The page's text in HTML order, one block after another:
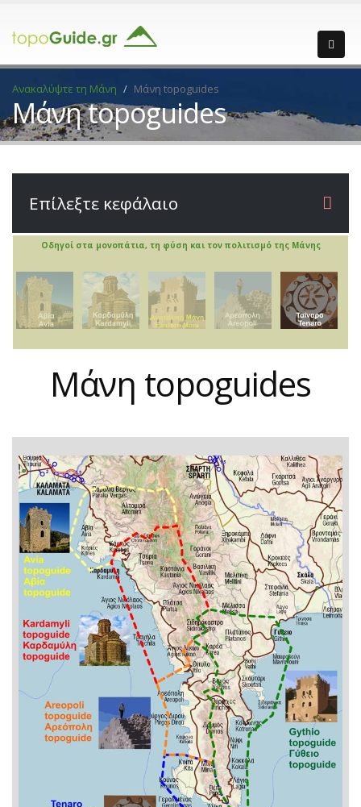
Ανακαλύψτε τη Μάνη Μάνη topoguides
Μάνη topoguides
Επίλεξτε κεφάλαιο
Οδηγοί στα μονοπάτια, τη φύση και τον πολιτισμό της Μάνης
Μάνη topoguides